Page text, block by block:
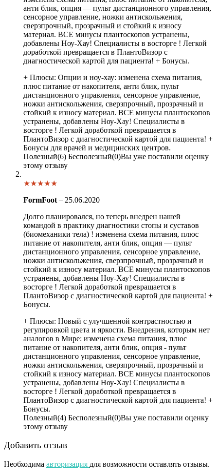
анти блик, опция — пульт дистанционного управления,
сенсорное управление, ножки антискольжения,
сверзпрочный, прозрачный и стойкий к износу
материал. ВСЕ минусы плантоскопов устранены,
добавлены Ноу-Хау! Специалисты в восторге ! Легкой
доработкой превращается в ПлантоВизор с
диагностической картой для пациента! + Бонусы.
+ Плюсы: Опции и ноу-хау: изменена схема питания,
плюс питание от накопителя, анти блик, пульт
дистанционного управления, сенсорное управление,
ножки антискольжения, сверзпрочный, прозрачный и
стойкий к износу материал. ВСЕ минусы плантоскопов
устранены, добавлены Ноу-Хау! Специалисты в
восторге ! Легкой доработкой превращается в
ПлантоВизор с диагностической картой для пациента! +
Бонусы для врачей и медицинских центров.
Полезный(6) Бесполезный(0)Вы уже поставили оценку
этому отзыву
★★★★★
FormFoot – 25.06.2020
Долго планировался, но теперь внедрен нашей
командой в практику диагностики стопы и суставов
(биомеханики тела) ! изменена схема питания, плюс
питание от накопителя, анти блик, опция — пульт
дистанционного управления, сенсорное управление,
ножки антискольжения, сверзпрочный, прозрачный и
стойкий к износу материал. ВСЕ минусы плантоскопов
устранены, добавлены Ноу-Хау! Специалисты в
восторге ! Легкой доработкой превращается в
ПлантоВизор с диагностической картой для пациента! +
Бонусы.
+ Плюсы: Новый с улучшенной контрастностью и
регулировкой цвета и яркости. Внедрения, которым нет
аналогов в Мире: изменена схема питания, плюс
питание от накопителя, анти блик, опция - пульт
дистанционного управления, сенсорное управление,
ножки антискольжения, сверзпрочный, прозрачный и
стойкий к износу материал. ВСЕ минусы плантоскопов
устранены, добавлены Ноу-Хау! Специалисты в
восторге ! Легкой доработкой превращается в
ПлантоВизор с диагностической картой для пациента! +
Бонусы.
Полезный(4) Бесполезный(0)Вы уже поставили оценку
этому отзыву
Добавить отзыв
Необходима авторизация для возможности оставлять отзывы.